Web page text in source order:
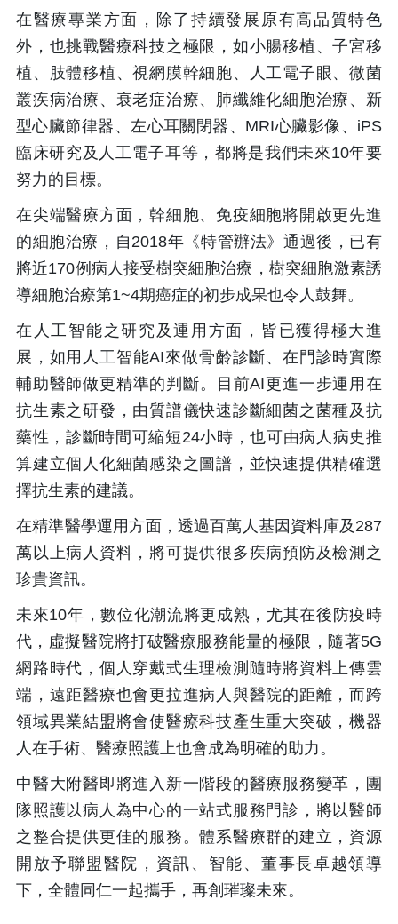
在醫療專業方面，除了持續發展原有高品質特色
外，也挑戰醫療科技之極限，如小腸移植、子宮移
植、肢體移植、視網膜幹細胞、人工電子眼、微菌
叢疾病治療、衰老症治療、肺纖維化細胞治療、新
型心臟節律器、左心耳關閉器、MRI心臟影像、iPS
臨床研究及人工電子耳等，都將是我們未來10年要
努力的目標。
在尖端醫療方面，幹細胞、免疫細胞將開啟更先進
的細胞治療，自2018年《特管辦法》通過後，已有
將近170例病人接受樹突細胞治療，樹突細胞激素誘
導細胞治療第1~4期癌症的初步成果也令人鼓舞。
在人工智能之研究及運用方面，皆已獲得極大進
展，如用人工智能AI來做骨齡診斷、在門診時實際
輔助醫師做更精準的判斷。目前AI更進一步運用在
抗生素之研發，由質譜儀快速診斷細菌之菌種及抗
藥性，診斷時間可縮短24小時，也可由病人病史推
算建立個人化細菌感染之圖譜，並快速提供精確選
擇抗生素的建議。
在精準醫學運用方面，透過百萬人基因資料庫及287
萬以上病人資料，將可提供很多疾病預防及檢測之
珍貴資訊。
未來10年，數位化潮流將更成熟，尤其在後防疫時
代，虛擬醫院將打破醫療服務能量的極限，隨著5G
網路時代，個人穿戴式生理檢測隨時將資料上傳雲
端，遠距醫療也會更拉進病人與醫院的距離，而跨
領域異業結盟將會使醫療科技產生重大突破，機器
人在手術、醫療照護上也會成為明確的助力。
中醫大附醫即將進入新一階段的醫療服務變革，團
隊照護以病人為中心的一站式服務門診，將以醫師
之整合提供更佳的服務。體系醫療群的建立，資源
開放予聯盟醫院，資訊、智能、董事長卓越領導
下，全體同仁一起攜手，再創璀璨未來。